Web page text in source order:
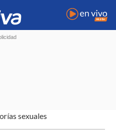
sexuales